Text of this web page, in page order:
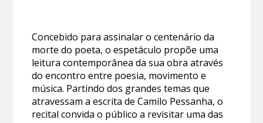
Concebido para assinalar o centenário da
morte do poeta, o espetáculo propõe uma
leitura contemporânea da sua obra através
do encontro entre poesia, movimento e
música. Partindo dos grandes temas que
atravessam a escrita de Camilo Pessanha, o
recital convida o público a revisitar uma das